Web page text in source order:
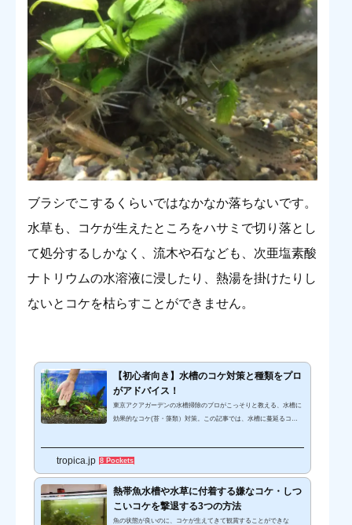
ブラシでこするくらいではなかなか落ちないです。
水草も、コケが生えたところをハサミで切り落とし
て処分するしかなく、流木や石なども、次亜塩素酸
ナトリウムの水溶液に浸したり、熱湯を掛けたりし
ないとコケを枯らすことができません。
【初心者向き】水槽のコケ対策と種類をプロ
がアドバイス！
東京アクアガーデンの水槽掃除のプロがこっそりと教える、水槽に
効果的なコケ(苔・藻類）対策。この記事では、水槽に蔓延るコケ
りたい、水槽のコケを掃除したい、水槽のガラスのコケをどうにか
槽掃除の基礎を動画で見る！トロピカではYouTubeチャンネル『ト
ロピカチャンネル』を公開しています。コケ掃除と砂利掃除の基礎
を解説した動画です。...
tropica.jp 8 Pockets
熱帯魚水槽や水草に付着する嫌なコケ・しつ
こいコケを撃退する3つの方法
魚の状態が良いのに、コケが生えてきて観賞することができな